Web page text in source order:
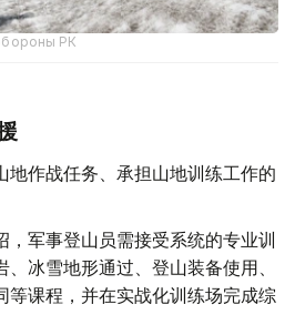
РК
地作战任务、承担山地训练工作的
，军事登山员需接受系统的专业训
冰雪地形通过、登山装备使用、
等课程，并在实战化训练场完成综